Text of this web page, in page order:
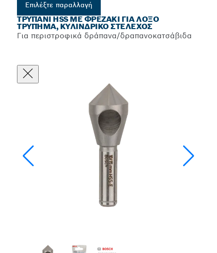
Επιλέξτε παραλλαγή
ΤΡΥΠΆΝΙ HSS ΜΕ ΦΡΕΖΆΚΙ ΓΙΑ ΛΟΞΌ
ΤΡΎΠΗΜΑ, ΚΥΛΙΝΔΡΙΚΌ ΣΤΈΛΕΧΟΣ
Για περιστροφικά δράπανα/δραπανοκατσάβιδα